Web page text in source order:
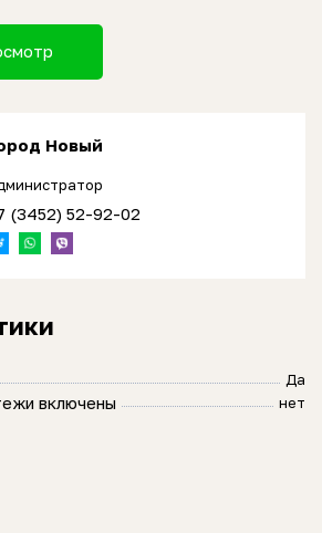
Новый
(3452) 52-92-02
Да
включены нет